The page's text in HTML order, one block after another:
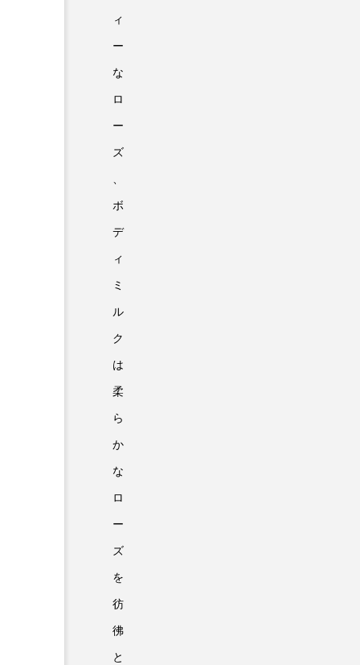
ィ
ー
な
ロ
ー
ズ
ボ
デ
ィ
ミ
ル
ク
は
柔
ら
か
な
ロ
ー
ズ
を
彷
彿
と